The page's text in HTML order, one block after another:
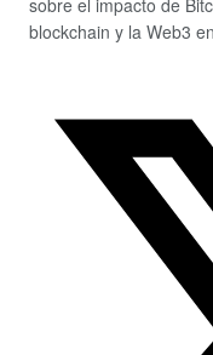
blockchain y la Web3